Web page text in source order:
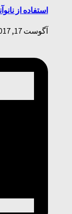
استفاده از
آگوست 17, 2017